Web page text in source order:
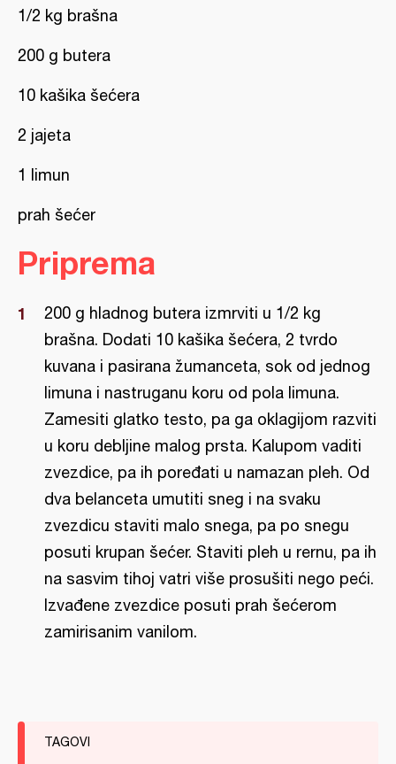
1/2 kg brašna
200 g butera
10 kašika šećera
2 jajeta
1 limun
prah šećer
Priprema
200 g hladnog butera izmrviti u 1/2 kg
brašna. Dodati 10 kašika šećera, 2 tvrdo
kuvana i pasirana žumanceta, sok od jednog
limuna i nastruganu koru od pola limuna.
Zamesiti glatko testo, pa ga oklagijom razviti
u koru debljine malog prsta. Kalupom vaditi
zvezdice, pa ih poređati u namazan pleh. Od
dva belanceta umutiti sneg i na svaku
zvezdicu staviti malo snega, pa po snegu
posuti krupan šećer. Staviti pleh u rernu, pa ih
na sasvim tihoj vatri više prosušiti nego peći.
Izvađene zvezdice posuti prah šećerom
zamirisanim vanilom.
TAGOVI